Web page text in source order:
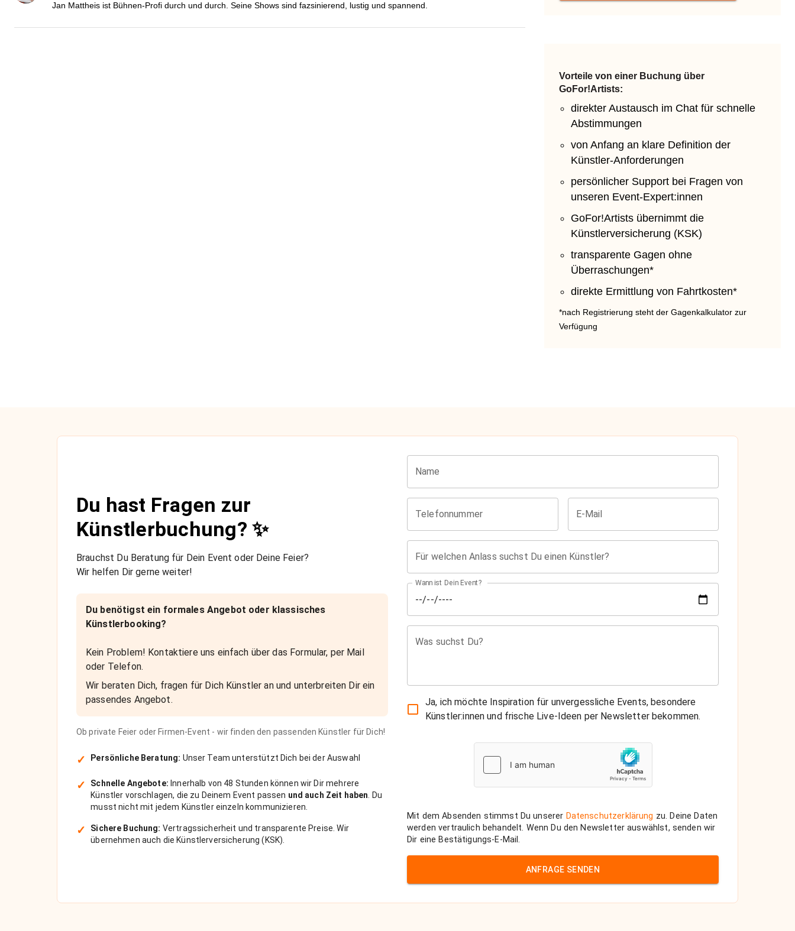
Jan Mattheis ist Bühnen-Profi durch und durch. Seine Shows sind fazsinierend, lustig und spannend.
Vorteile von einer Buchung über
GoFor!Artists:
direkter Austausch im Chat für schnelle
Abstimmungen
von Anfang an klare Definition der
Künstler-Anforderungen
persönlicher Support bei Fragen von
unseren Event-Expert:innen
GoFor!Artists übernimmt die
Künstlerversicherung (KSK)
transparente Gagen ohne
Überraschungen*
direkte Ermittlung von Fahrtkosten*
*nach Registrierung steht der Gagenkalkulator zur
Verfügung
Du hast Fragen zur
Künstlerbuchung? ✨
Brauchst Du Beratung für Dein Event oder Deine Feier?
Wir helfen Dir gerne weiter!
Du benötigst ein formales Angebot oder klassisches
Künstlerbooking?
Kein Problem! Kontaktiere uns einfach über das Formular, per Mail
oder Telefon.
Wir beraten Dich, fragen für Dich Künstler an und unterbreiten Dir ein
passendes Angebot.
Ob private Feier oder Firmen-Event - wir finden den passenden Künstler für Dich!
✓ Persönliche Beratung: Unser Team unterstützt Dich bei der Auswahl
✓ Schnelle Angebote: Innerhalb von 48 Stunden können wir Dir mehrere
Künstler vorschlagen, die zu Deinem Event passen und auch Zeit haben . Du
musst nicht mit jedem Künstler einzeln kommunizieren.
✓ Sichere Buchung: Vertragssicherheit und transparente Preise. Wir
übernehmen auch die Künstlerversicherung (KSK).
Name
Telefonnummer E-Mail
Für welchen Anlass suchst Du einen Künstler?
Wann ist Dein Event?
Was suchst Du?
Ja, ich möchte Inspiration für unvergessliche Events, besondere
Künstler:innen und frische Live-Ideen per Newsletter bekommen.
Mit dem Absenden stimmst Du unserer Datenschutzerklärung zu. Deine Daten
werden vertraulich behandelt. Wenn Du den Newsletter auswählst, senden wir
Dir eine Bestätigungs-E-Mail.
ANFRAGE SENDEN